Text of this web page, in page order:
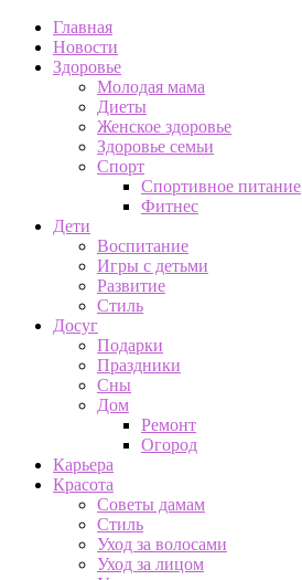
Главная
Новости
Здоровье
Молодая мама
Диеты
Женское здоровье
Здоровье семьи
Спорт
Спортивное питание
Фитнес
Дети
Воспитание
Игры с детьми
Развитие
Стиль
Досуг
Подарки
Праздники
Сны
Дом
Ремонт
Огород
Карьера
Красота
Советы дамам
Стиль
Уход за волосами
Уход за лицом